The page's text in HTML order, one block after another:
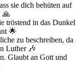
sie dich behüten auf
🙏
tröstend in das Dunkel
🌟
zu beschreiben, da
Luther 🎶
Glaubt an Gott und